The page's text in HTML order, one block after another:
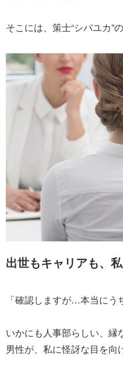
そこには、策士“シバユカ”
出世もキャリアも、
「確認しますが…本当にう
いかにも人事部らしい、縁
男性が、私に怪訝な目を向